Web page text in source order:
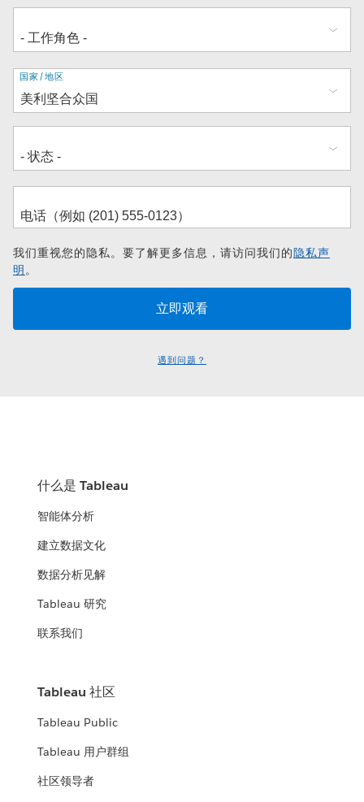
地
址
国家/地区
我们重视您的隐私。要了解更多信息，请访问我们的隐私声
明。
遇到问题？
什么是 Tableau
智能体分析
建立数据文化
数据分析见解
Tableau 研究
联系我们
Tableau 社区
Tableau Public
Tableau 用户群组
社区领导者